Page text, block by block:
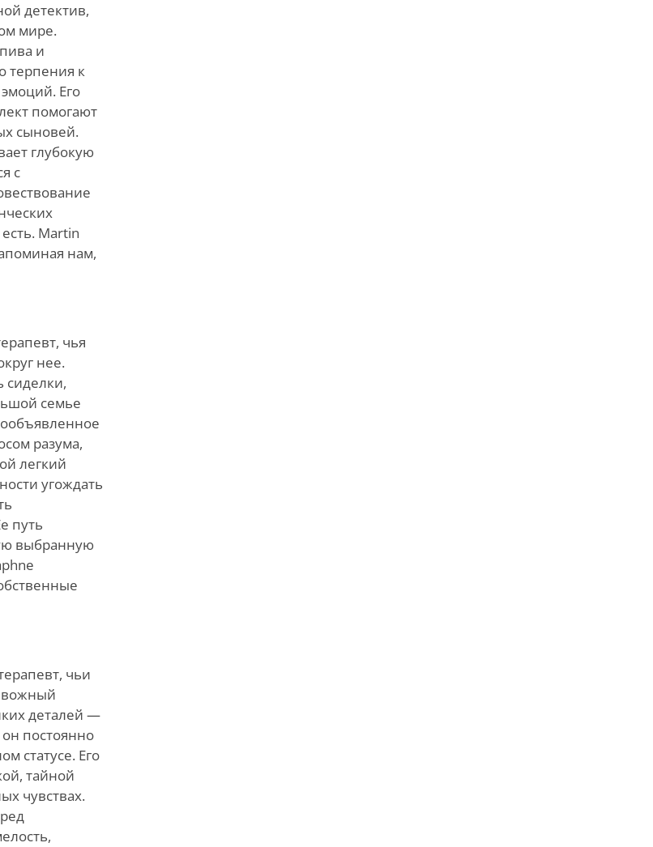
детектив,
мире.
и
терпения к
Его
помогают
сыновей.
глубокую
с
Martin
нам,
чья
нее.
сиделки,
семье
разума,
легкий
угождать
путь
выбранную
чьи
деталей —
постоянно
статусе. Его
тайной
чувствах.